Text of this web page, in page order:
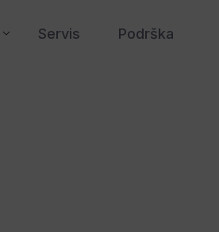
Servis Podrška